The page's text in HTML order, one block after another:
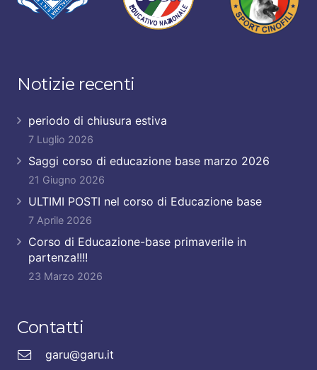
Notizie recenti
periodo di chiusura estiva
7 Luglio 2026
Saggi corso di educazione base marzo 2026
21 Giugno 2026
ULTIMI POSTI nel corso di Educazione base
7 Aprile 2026
Corso di Educazione-base primaverile in
partenza!!!!
23 Marzo 2026
Contatti
garu@garu.it